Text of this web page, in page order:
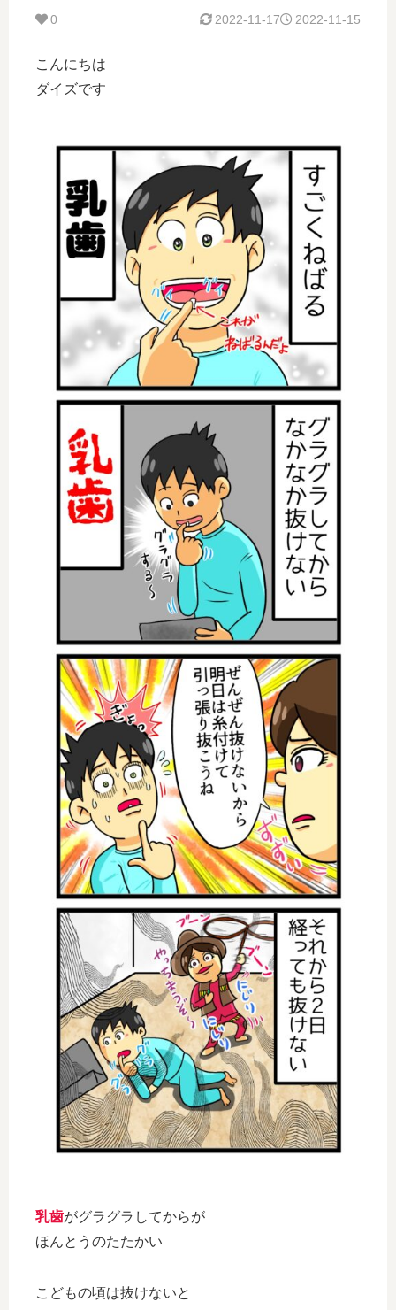
0 2022-11-15
2022-11-17
こんにちは
ダイズです
乳歯がグラグラしてからが
ほんとうのたたかい
こどもの頃は抜けないと